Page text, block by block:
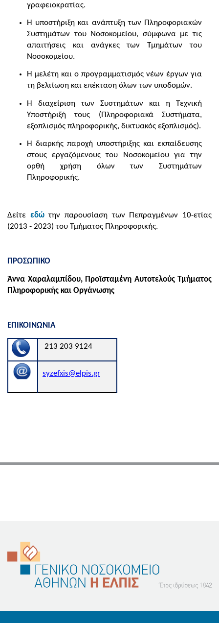
γραφειοκρατίας.
Η υποστήριξη και ανάπτυξη των Πληροφοριακών
Συστημάτων του Νοσοκομείου, σύμφωνα με τις
απαιτήσεις και ανάγκες των Τμημάτων του
Νοσοκομείου.
Η μελέτη και ο προγραμματισμός νέων έργων για
τη βελτίωση και επέκταση όλων των υποδομών.
Η διαχείριση των Συστημάτων και η Τεχνική
Υποστήριξή τους (Πληροφοριακά Συστήματα,
εξοπλισμός πληροφορικής, δικτυακός εξοπλισμός).
Η διαρκής παροχή υποστήριξης και εκπαίδευσης
στους εργαζόμενους του Νοσοκομείου για την
ορθή χρήση όλων των Συστημάτων
Πληροφορικής.
Δείτε εδώτην παρουσίαση των Πεπραγμένων 10-ετίας
(2013 - 2023) του Τμήματος Πληροφορικής.
ΠΡΟΣΩΠΙΚΟ
Άννα Χαραλαμπίδου, Προϊσταμένη Αυτοτελούς Τμήματος
Πληροφορικής και Οργάνωσης
ΕΠΙΚΟΙΝΩΝΙΑ
213 203 9124
syzefxis@elpis.gr